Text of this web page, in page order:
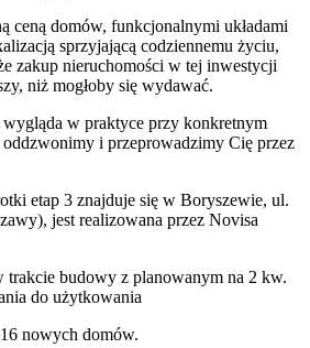
ceną domów, funkcjonalnymi układami
sprzyjającą codziennemu życiu,
zakup nieruchomości w tej inwestycji
niż mogłoby się wydawać.
w praktyce przy konkretnym
i przeprowadzimy Cię przez
etap 3 znajduje się w Boryszewie, ul.
jest realizowana przez Novisa
trakcie budowy z planowanym na 2 kw.
do użytkowania
16 nowych domów.